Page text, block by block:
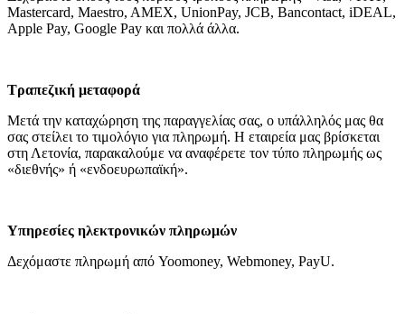
Mastercard, Maestro, AMEX, UnionPay, JCB, Bancontact, iDEAL,
Apple Pay, Google Pay και πολλά άλλα.
Τραπεζική μεταφορά
Μετά την καταχώρηση της παραγγελίας σας, ο υπάλληλός μας θα
σας στείλει το τιμολόγιο για πληρωμή. Η εταιρεία μας βρίσκεται
στη Λετονία, παρακαλούμε να αναφέρετε τον τύπο πληρωμής ως
«διεθνής» ή «ενδοευρωπαϊκή».
Υπηρεσίες ηλεκτρονικών πληρωμών
Δεχόμαστε πληρωμή από Yoomoney, Webmoney, PayU.